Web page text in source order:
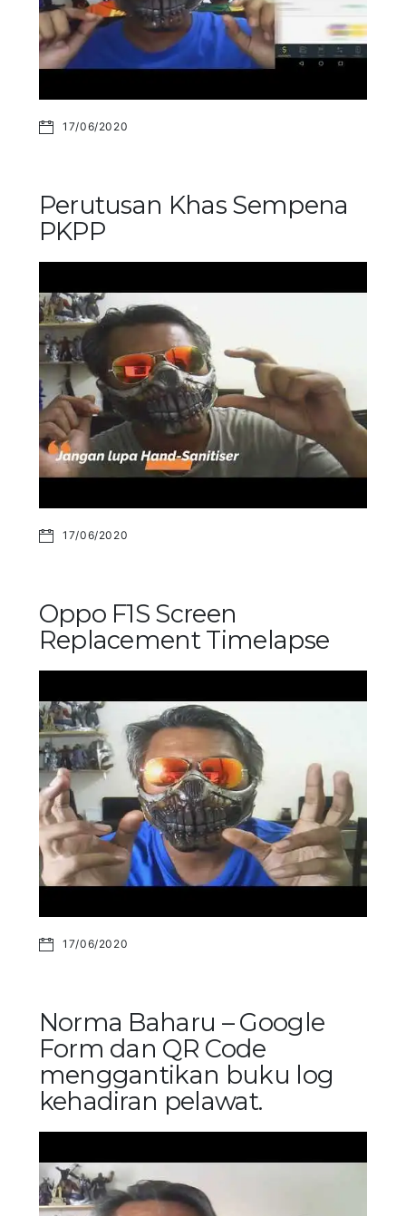
17/06/2020
Perutusan Khas Sempena
PKPP
17/06/2020
Oppo F1S Screen
Replacement Timelapse
17/06/2020
Norma Baharu – Google
Form dan QR Code
menggantikan buku log
kehadiran pelawat.